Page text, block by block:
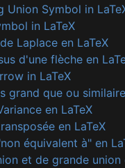
Union Symbol in
in LaTeX
Laplace en LaTeX
d'une flèche en
in LaTeX
grand que ou
en LaTeX
en LaTeX
équivalent à" en
et de grande union